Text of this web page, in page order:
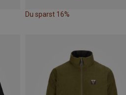
Du sparst 16%